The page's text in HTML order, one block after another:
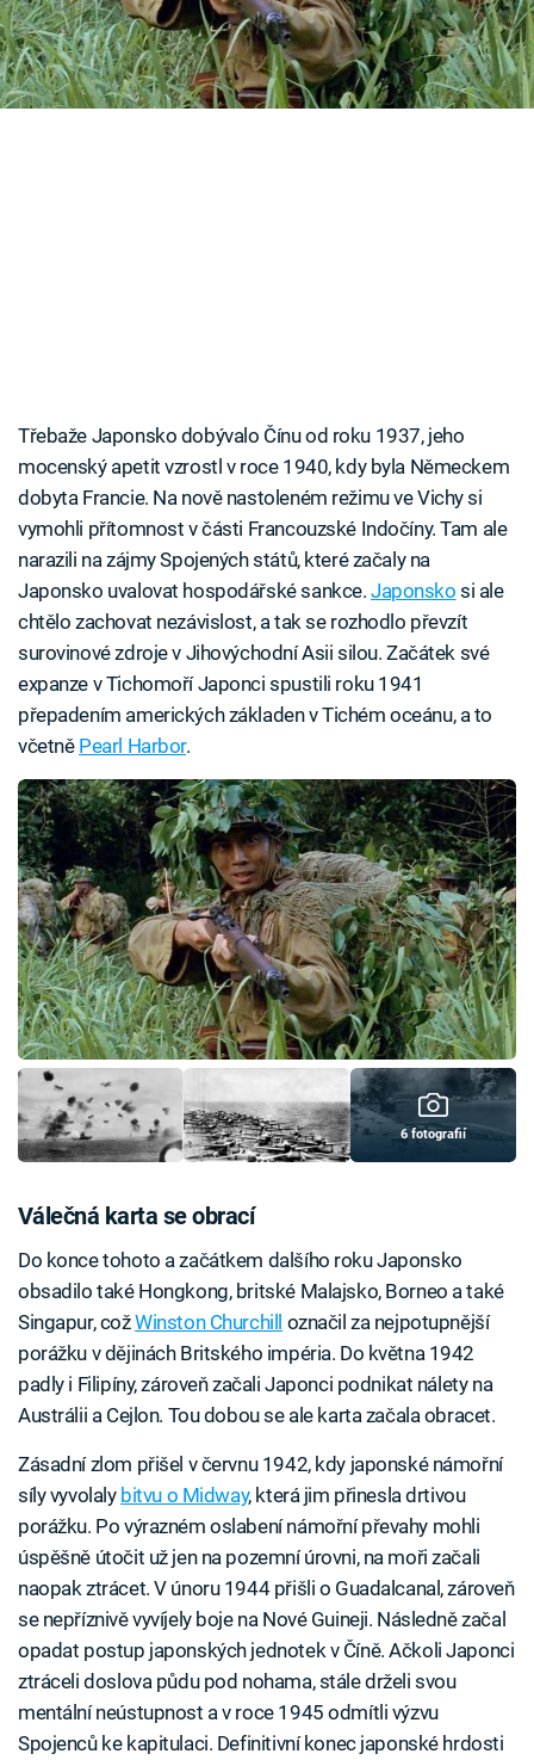
Časopis
Sledujte prima+
Třebaže Japonsko dobývalo Čínu od roku 1937, jeho
mocenský apetit vzrostl v roce 1940, kdy byla Německem
dobyta Francie. Na nově nastoleném režimu ve Vichy si
vymohli přítomnost v části Francouzské Indočíny. Tam ale
narazili na zájmy Spojených států, které začaly na
Japonsko uvalovat hospodářské sankce. Japonsko si ale
chtělo zachovat nezávislost, a tak se rozhodlo převzít
surovinové zdroje v Jihovýchodní Asii silou. Začátek své
expanze v Tichomoří Japonci spustili roku 1941
přepadením amerických základen v Tichém oceánu, a to
včetně Pearl Harbor.
6 fotografií
Válečná karta se obrací
Do konce tohoto a začátkem dalšího roku Japonsko
obsadilo také Hongkong, britské Malajsko, Borneo a také
Singapur, cožWinston Churchill označil za nejpotupnější
porážku v dějinách Britského impéria. Do května 1942
padly i Filipíny, zároveň začali Japonci podnikat nálety na
Austrálii a Cejlon. Tou dobou se ale karta začala obracet.
Zásadní zlom přišel v červnu 1942, kdy japonské námořní
síly vyvolaly bitvu o Midway, která jim přinesla drtivou
porážku. Po výrazném oslabení námořní převahy mohli
úspěšně útočit už jen na pozemní úrovni, na moři začali
naopak ztrácet. V únoru 1944 přišli o Guadalcanal, zároveň
se nepříznivě vyvíjely boje na Nové Guineji. Následně začal
opadat postup japonských jednotek v Číně. Ačkoli Japonci
ztráceli doslova půdu pod nohama, stále drželi svou
mentální neústupnost a v roce 1945 odmítli výzvu
Spojenců ke kapitulaci. Definitivní konec japonské hrdosti